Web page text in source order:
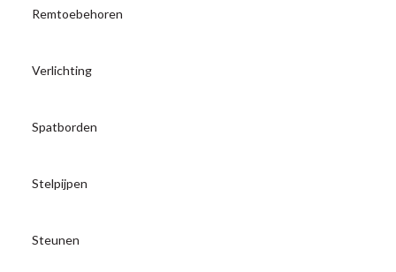
Remtoebehoren
Verlichting
Spatborden
Stelpijpen
Steunen